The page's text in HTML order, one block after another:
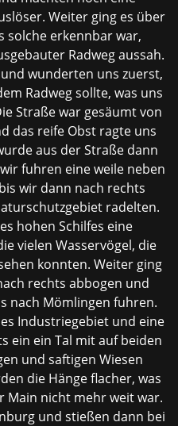
Weiter ging es über
solche erkennbar war,
Radweg aussah.
wunderten uns zuerst,
Radweg sollte, was uns
Straße war gesäumt von
das reife Obst ragte uns
aus der Straße dann
fuhren eine weile neben
wir dann nach rechts
radelten.
hohen Schilfes eine
vielen Wasservögel, die
konnten. Weiter ging
rechts abbogen und
nach Mömlingen fuhren.
Industriegebiet und eine
ein ein Tal mit auf beiden
und saftigen Wiesen
die Hänge flacher, was
Main nicht mehr weit war.
und stießen dann bei